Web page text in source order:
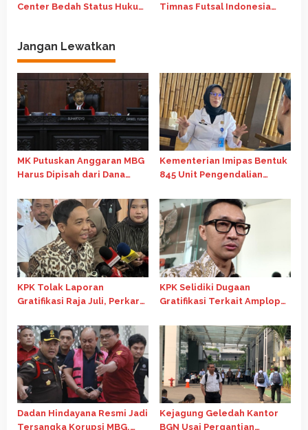
Center Bedah Status Hukum
Timnas Futsal Indonesia
Jangan Lewatkan
MK Putuskan Anggaran MBG
Harus Dipisah dari Dana
Kementerian Imipas Bentuk
845 Unit Pengendalian
Integritas
KPK Tolak Laporan
Gratifikasi Raja Juli, Perkara
Penyidikan
KPK Selidiki Dugaan
Gratifikasi Terkait Amplop
Dadan Hindayana Resmi Jadi
Tersangka Korupsi MBG,
Kejagung Geledah Kantor
BGN Usai Pergantian